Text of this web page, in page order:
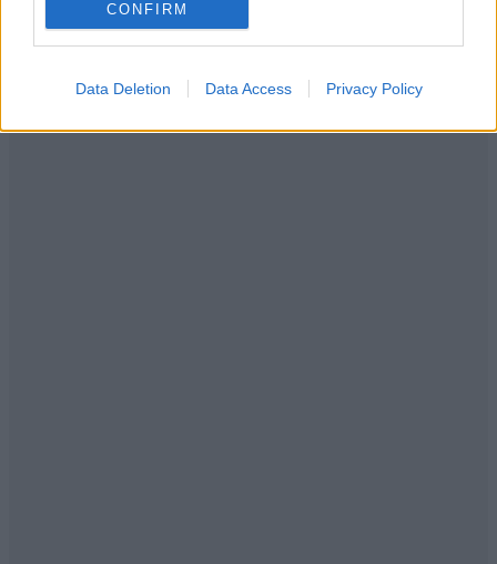
CONFIRM
Data Deletion Data Access Privacy Policy